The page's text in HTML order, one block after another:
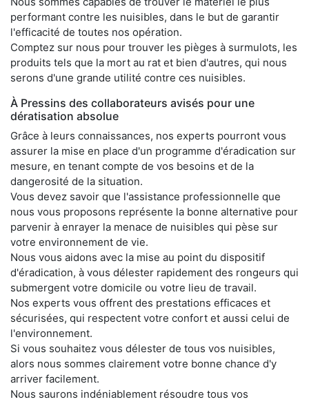
performant contre les nuisibles, dans le but de garantir
l'efficacité de toutes nos opération.
Comptez sur nous pour trouver les pièges à surmulots, les
produits tels que la mort au rat et bien d'autres, qui nous
serons d'une grande utilité contre ces nuisibles.
À Pressins des collaborateurs avisés pour une
dératisation absolue
Grâce à leurs connaissances, nos experts pourront vous
assurer la mise en place d'un programme d'éradication sur
mesure, en tenant compte de vos besoins et de la
dangerosité de la situation.
Vous devez savoir que l'assistance professionnelle que
nous vous proposons représente la bonne alternative pour
parvenir à enrayer la menace de nuisibles qui pèse sur
votre environnement de vie.
Nous vous aidons avec la mise au point du dispositif
d'éradication, à vous délester rapidement des rongeurs qui
submergent votre domicile ou votre lieu de travail.
Nos experts vous offrent des prestations efficaces et
sécurisées, qui respectent votre confort et aussi celui de
l'environnement.
Si vous souhaitez vous délester de tous vos nuisibles,
alors nous sommes clairement votre bonne chance d'y
arriver facilement.
Nous saurons indéniablement résoudre tous vos